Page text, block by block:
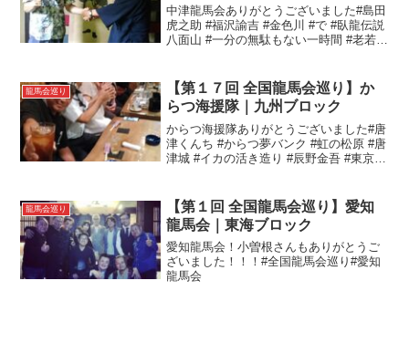
中津龍馬会ありがとうございました#島田
虎之助 #福沢諭吉 #金色川 #で #臥龍伝説
八面山 #一分の無駄もない一時間 #老若男
龍馬会巡り
【第１７回 全国龍馬会巡り】か
らつ海援隊｜九州ブロック
からつ海援隊ありがとうございました#唐
津くんち #からつ夢バンク #虹の松原 #唐
津城 #イカの活き造り #辰野金吾 #東京駅
龍馬会巡り
【第１回 全国龍馬会巡り】愛知
龍馬会｜東海ブロック
愛知龍馬会！小曽根さんもありがとうご
ざいました！！！#全国龍馬会巡り#愛知
龍馬会